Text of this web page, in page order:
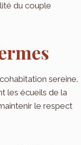
du couple
sereine.
les écueils de la
le respect